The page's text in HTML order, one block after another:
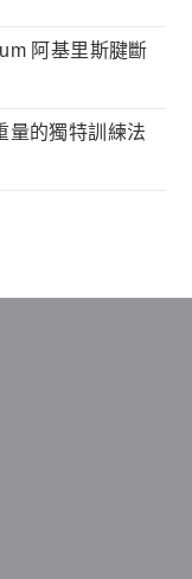
阿基里斯腱斷
量的獨特訓練法